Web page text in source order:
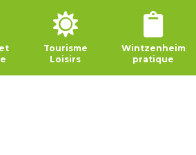
Tourisme
Loisirs
Wintzenheim
pratique